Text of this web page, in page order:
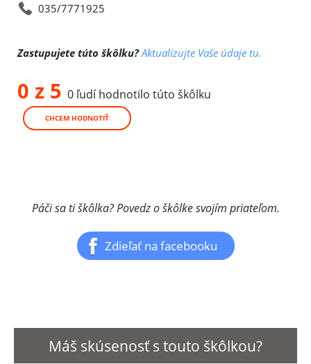
035/7771925
Zastupujete túto škôlku? Aktualizujte Vaše údaje tu.
0 z 5 0 ľudí hodnotilo túto škôlku
CHCEM HODNOTIŤ
Páči sa ti škôlka? Povedz o škôlke svojím priateľom.
Zdieľať na facebooku
Máš skúsenosť s touto škôlkou?